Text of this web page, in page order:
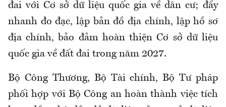
đai với Cơ sở dữ liệu quốc gia về dân cư; đẩy
nhanh đo đạc, lập bản đồ địa chính, lập hồ sơ
địa chính, bảo đảm hoàn thiện Cơ sở dữ liệu
quốc gia về đất đai trong năm 2027.
Bộ Công Thương, Bộ Tài chính, Bộ Tư pháp
phối hợp với Bộ Công an hoàn thành việc tích